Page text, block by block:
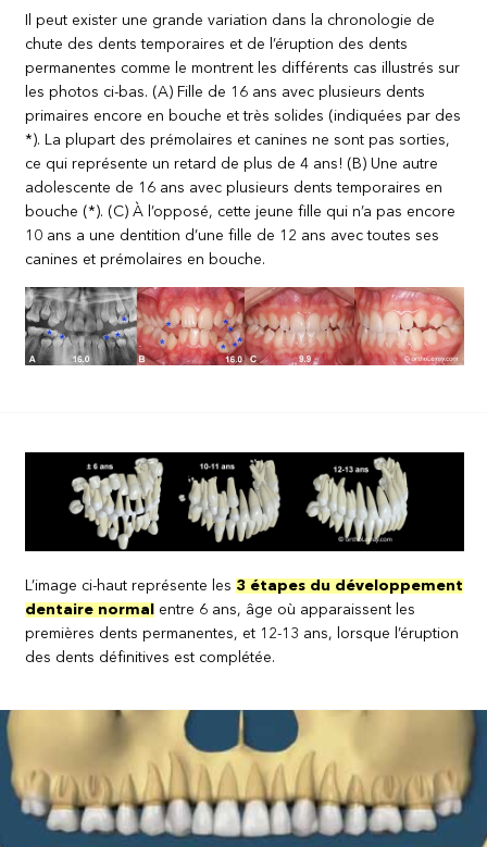
Il peut exister une grande variation dans la chronologie de
chute des dents temporaires et de l’éruption des dents
permanentes comme le montrent les différents cas illustrés sur
les photos ci-bas. (A) Fille de 16 ans avec plusieurs dents
primaires encore en bouche et très solides (indiquées par des
*). La plupart des prémolaires et canines ne sont pas sorties,
ce qui représente un retard de plus de 4 ans! (B) Une autre
adolescente de 16 ans avec plusieurs dents temporaires en
bouche (*). (C) À l’opposé, cette jeune fille qui n’a pas encore
10 ans a une dentition d’une fille de 12 ans avec toutes ses
canines et prémolaires en bouche.
L’image ci-haut représente les 3 étapes du développement
dentaire normal
entre 6 ans, âge où apparaissent les
premières dents permanentes, et 12-13 ans, lorsque l’éruption
des dents définitives est complétée.